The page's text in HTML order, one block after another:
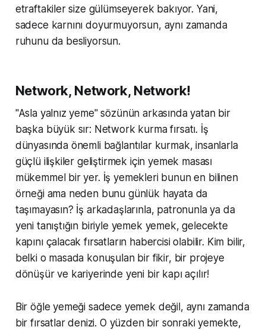
etraftakiler size gülümseyerek bakıyor. Yani,
sadece karnını doyurmuyorsun, aynı zamanda
ruhunu da besliyorsun.
Network, Network, Network!
"Asla yalnız yeme" sözünün arkasında yatan bir
başka büyük sır: Network kurma fırsatı. İş
dünyasında önemli bağlantılar kurmak, insanlarla
güçlü ilişkiler geliştirmek için yemek masası
mükemmel bir yer. İş yemekleri bunun en bilinen
örneği ama neden bunu günlük hayata da
taşımayasın? İş arkadaşlarınla, patronunla ya da
yeni tanıştığın biriyle yemek yemek, gelecekte
kapını çalacak fırsatların habercisi olabilir. Kim bilir,
belki o masada konuşulan bir fikir, bir projeye
dönüşür ve kariyerinde yeni bir kapı açılır!
Bir öğle yemeği sadece yemek değil, aynı zamanda
bir fırsatlar denizi. O yüzden bir sonraki yemekte,